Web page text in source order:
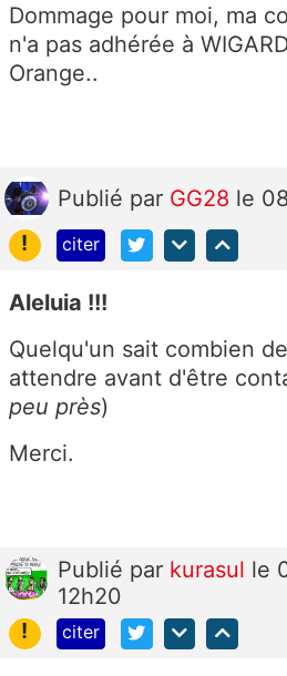
Dommage pour moi, ma
n'a pas adhérée à
Orange..
Publié par GG28 le
!
citer
Aleluia !!!
Quelqu'un sait combien
attendre avant d'être
peu près)
Merci.
Publié par kurasul le
12h20
!
citer